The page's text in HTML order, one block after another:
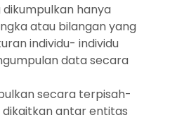
hanya
atau bilangan yang
individu- individu
data secara
secara terpisah-
dikaitkan antar entitas